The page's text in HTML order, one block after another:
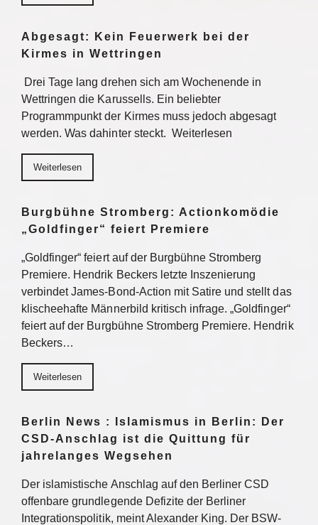
Abgesagt: Kein Feuerwerk bei der
Kirmes in Wettringen
Drei Tage lang drehen sich am Wochenende in
Wettringen die Karussells. Ein beliebter
Programmpunkt der Kirmes muss jedoch abgesagt
werden. Was dahinter steckt. Weiterlesen
Weiterlesen
Burgbühne Stromberg: Actionkomödie
„Goldfinger“ feiert Premiere
„Goldfinger“ feiert auf der Burgbühne Stromberg
Premiere. Hendrik Beckers letzte Inszenierung
verbindet James-Bond-Action mit Satire und stellt das
klischeehafte Männerbild kritisch infrage. „Goldfinger“
feiert auf der Burgbühne Stromberg Premiere. Hendrik
Beckers…
Weiterlesen
Berlin News : Islamismus in Berlin: Der
CSD-Anschlag ist die Quittung für
jahrelanges Wegsehen
Der islamistische Anschlag auf den Berliner CSD
offenbare grundlegende Defizite der Berliner
Integrationspolitik, meint Alexander King. Der BSW-